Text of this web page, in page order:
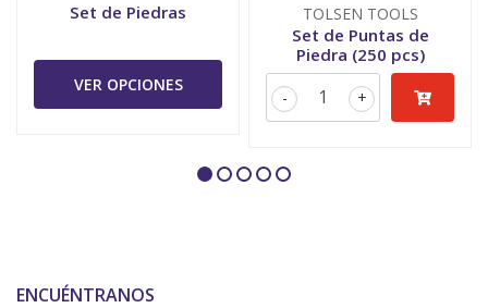
Set de Piedras
VER OPCIONES
TOLSEN TOOLS
Set de Puntas de
Piedra (250 pcs)
+
-
ENCUÉNTRANOS